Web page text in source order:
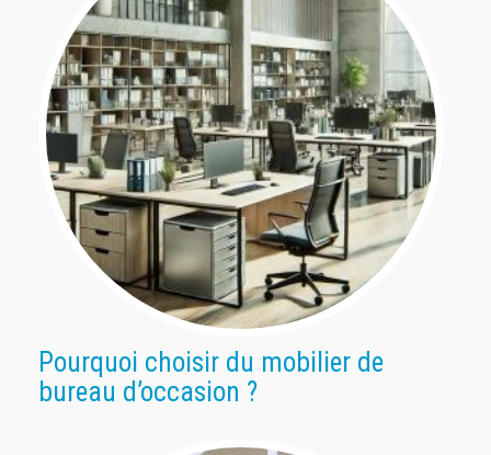
Pourquoi choisir du mobilier de
bureau d’occasion ?